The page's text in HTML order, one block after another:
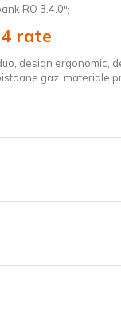
";
rate
design ergonomic
gaz materiale